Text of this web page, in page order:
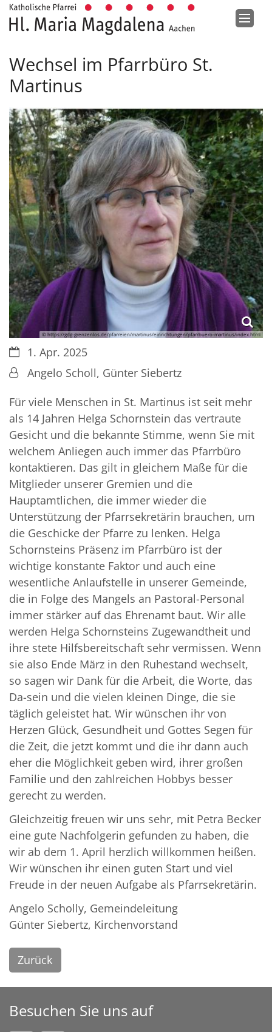
Zum Inhalt springen
Wechsel im Pfarrbüro St.
Martinus
© https://gdg-grenzenlos.de/pfarreien/martinus/einrichtungen/pfarrbuero-martinus/index.html
Datum:1. Apr. 2025
Von:Angelo Scholl, Günter Siebertz
Für viele Menschen in St. Martinus ist seit mehr
als 14 Jahren Helga Schornstein das vertraute
Gesicht und die bekannte Stimme, wenn Sie mit
welchem Anliegen auch immer das Pfarrbüro
kontaktieren. Das gilt in gleichem Maße für die
Mitglieder unserer Gremien und die
Hauptamtlichen, die immer wieder die
Unterstützung der Pfarrsekretärin brauchen, um
die Geschicke der Pfarre zu lenken. Helga
Schornsteins Präsenz im Pfarrbüro ist der
wichtige konstante Faktor und auch eine
wesentliche Anlaufstelle in unserer Gemeinde,
die in Folge des Mangels an Pastoral-Personal
immer stärker auf das Ehrenamt baut. Wir alle
werden Helga Schornsteins Zugewandtheit und
ihre stete Hilfsbereitschaft sehr vermissen. Wenn
sie also Ende März in den Ruhestand wechselt,
so sagen wir Dank für die Arbeit, die Worte, das
Da-sein und die vielen kleinen Dinge, die sie
täglich geleistet hat. Wir wünschen ihr von
Herzen Glück, Gesundheit und Gottes Segen für
die Zeit, die jetzt kommt und die ihr dann auch
eher die Möglichkeit geben wird, ihrer großen
Familie und den zahlreichen Hobbys besser
gerecht zu werden.
Gleichzeitig freuen wir uns sehr, mit Petra Becker
eine gute Nachfolgerin gefunden zu haben, die
wir ab dem 1. April herzlich willkommen heißen.
Wir wünschen ihr einen guten Start und viel
Freude in der neuen Aufgabe als Pfarrsekretärin.
Angelo Scholly, Gemeindeleitung
Günter Siebertz, Kirchenvorstand
Zurück
Besuchen Sie uns auf